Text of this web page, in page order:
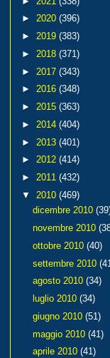
► 2020 (396)
► 2019 (383)
► 2018 (371)
► 2017 (343)
► 2016 (348)
► 2015 (363)
► 2014 (404)
► 2013 (401)
► 2012 (414)
► 2011 (432)
▼ 2010 (469)
dicembre 2010
novembre 2010
ottobre 2010 (40)
settembre 2010
agosto 2010 (34)
luglio 2010 (34)
giugno 2010 (51)
maggio 2010 (41)
aprile 2010 (41)